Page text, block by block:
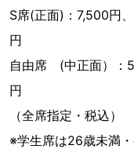
S席(正面)：7,500円
円
自由席 (中正面）：
円
（全席指定・税込）
※学生席は26歳未満